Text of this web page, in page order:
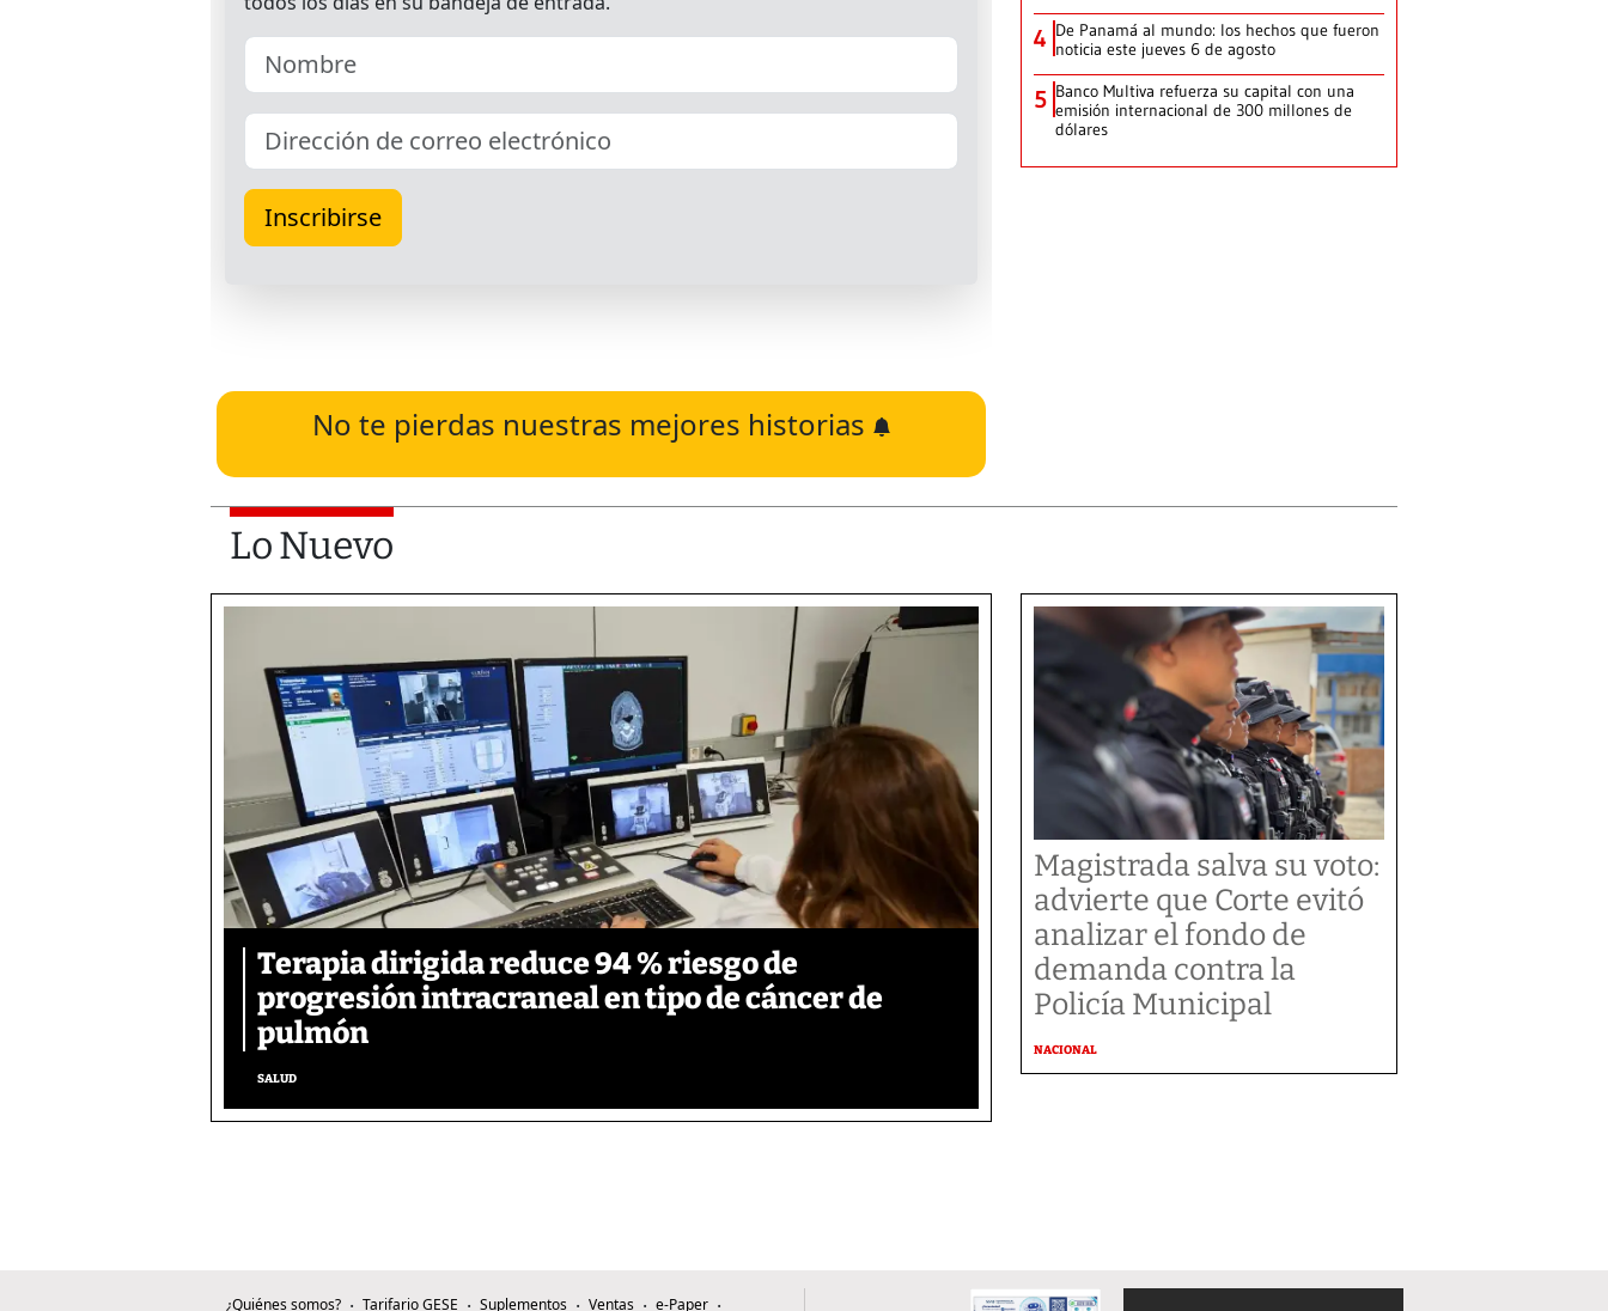
No te pierdas nuestras mejores historias
4 De Panamá al mundo: los hechos que fueron
noticia este jueves 6 de agosto
5 Banco Multiva refuerza su capital con una
emisión internacional de 300 millones de
dólares
Lo Nuevo
Terapia dirigida reduce 94 % riesgo de
progresión intracraneal en tipo de cáncer de
pulmón
SALUD
Magistrada salva su voto:
advierte que Corte evitó
analizar el fondo de
demanda contra la
Policía Municipal
NACIONAL
¿Quiénes somos? Tarifario GESE Suplementos Ventas e-Paper